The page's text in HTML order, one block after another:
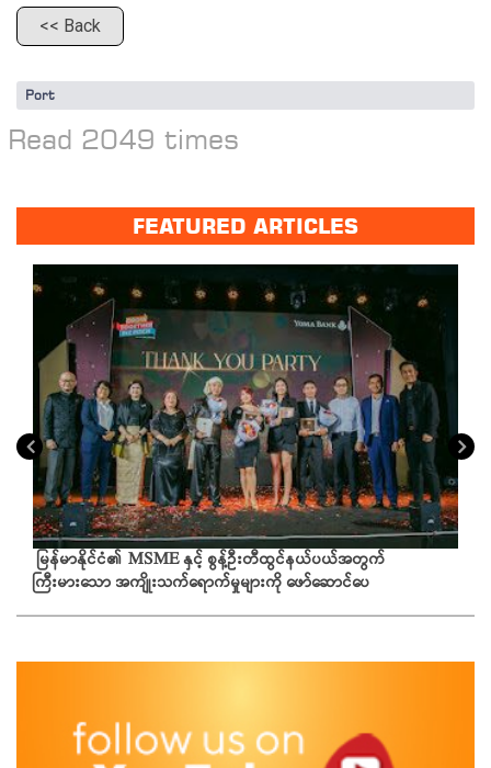
<< Back
Port
Read 2049 times
FEATURED ARTICLES
မြန်မာနိုင်ငံ၏ MSME နှင့် စွန့်ဦးတီထွင်နယ်ပယ်အတွက်
ကြီးမားသော အကျိုးသက်ရောက်မှုများကို ဖော်ဆောင်ပေ